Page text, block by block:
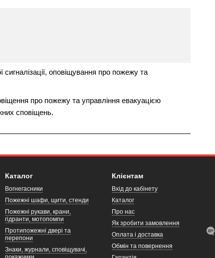
оповіщування про пожежу та
про пожежу та управління евакуацією
сповіщень.
Каталог
Вогнегасники
Пожежні шафи, щити, стенди
Пожежні рукави, крани,
гідранти, мотопомпи
Протипожежні двері та
перепони
Знаки, журнали, сповіщувачі,
Клієнтам
Вхід до кабінету
Каталог
Про нас
Як зробити замовлення
Оплата і доставка
Обмін та повернення